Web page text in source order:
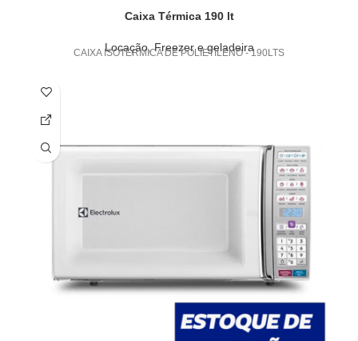
Caixa Térmica 190 lt
Locação,Freezer e geladeira
CAIXA ISOTERMICA DE POLIETILENO - 190LTS